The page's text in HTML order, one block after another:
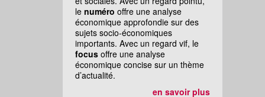
le numéro offre une analyse
économique approfondie sur des
sujets socio-économiques
importants. Avec un regard vif, le
focus offre une analyse
économique concise sur un thème
d’actualité.
en savoir plus